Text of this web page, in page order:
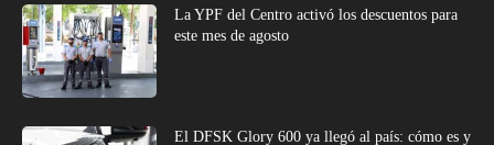
La YPF del Centro activó los descuentos para
este mes de agosto
El DFSK Glory 600 ya llegó al país: cómo es y